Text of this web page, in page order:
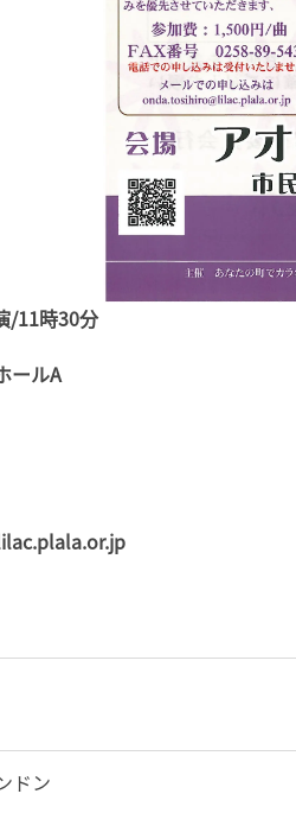
/11時30分
ールA
ドン